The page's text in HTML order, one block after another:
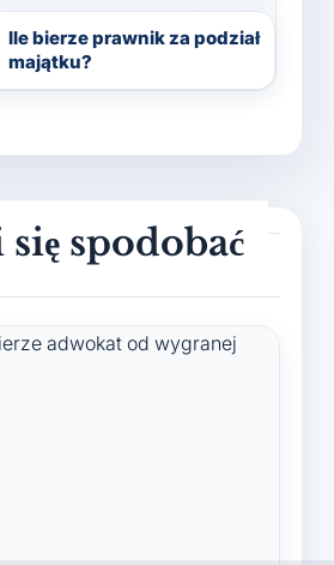
Ile bierze prawnik za podział
majątku?